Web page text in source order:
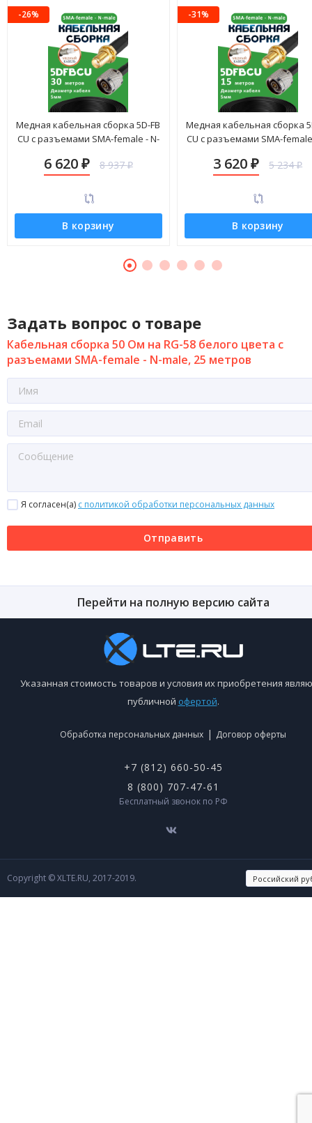
-26%
Медная кабельная сборка 5D-FB
CU с разъемами SMA-female - N-
6 620 ₽ 8 937₽
В корзину
-31%
Медная кабельная сборка
CU с разъемами SMA-
3 620₽ 5 234₽
В корзину
Задать вопрос о товаре
Кабельная сборка 50 Ом на RG-58 белого цвета с
разъемами SMA-female - N-male, 25 метров
Я согласен(a) с политикой обработки персональных данных
Отправить
Перейти на полную версию сайта
Указанная стоимость товаров и условия их приобретения
публичной офертой.
Обработка персональных данных | Договор оферты
+7 (812) 660-50-45
8 (800) 707-47-61
Бесплатный звонок по РФ
Copyright © XLTE.RU, 2017-2019.